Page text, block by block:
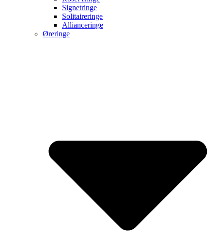
Signetringe
Solitaireringe
Allianceringe
Øreringe